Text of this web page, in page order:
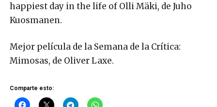
happiest day in the life of Olli Mäki, de Juho
Kuosmanen.
Mejor película de la Semana de la Crítica:
Mimosas, de Oliver Laxe.
Comparte esto: